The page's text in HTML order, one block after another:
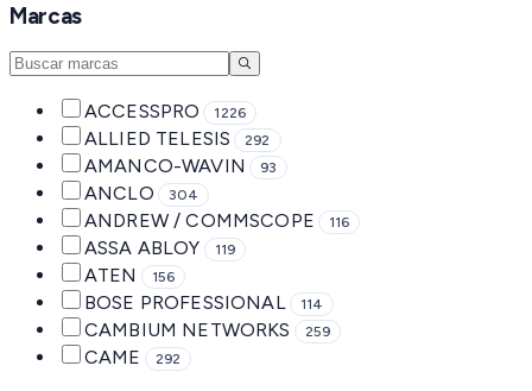
Marcas
ACCESSPRO 1226
ALLIED TELESIS 292
AMANCO-WAVIN 93
ANCLO 304
ANDREW / COMMSCOPE 116
ASSA ABLOY 119
ATEN 156
BOSE PROFESSIONAL 114
CAMBIUM NETWORKS 259
CAME 292